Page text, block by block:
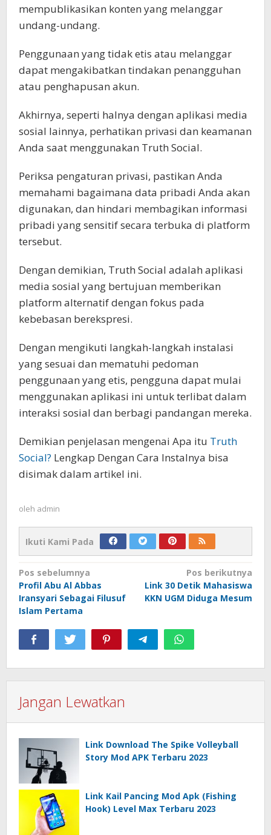
mempublikasikan konten yang melanggar
undang-undang.
Penggunaan yang tidak etis atau melanggar
dapat mengakibatkan tindakan penangguhan
atau penghapusan akun.
Akhirnya, seperti halnya dengan aplikasi media
sosial lainnya, perhatikan privasi dan keamanan
Anda saat menggunakan Truth Social.
Periksa pengaturan privasi, pastikan Anda
memahami bagaimana data pribadi Anda akan
digunakan, dan hindari membagikan informasi
pribadi yang sensitif secara terbuka di platform
tersebut.
Dengan demikian, Truth Social adalah aplikasi
media sosial yang bertujuan memberikan
platform alternatif dengan fokus pada
kebebasan berekspresi.
Dengan mengikuti langkah-langkah instalasi
yang sesuai dan mematuhi pedoman
penggunaan yang etis, pengguna dapat mulai
menggunakan aplikasi ini untuk terlibat dalam
interaksi sosial dan berbagi pandangan mereka.
Demikian penjelasan mengenai Apa itu Truth
Social? Lengkap Dengan Cara Instalnya bisa
disimak dalam artikel ini.
oleh admin
Ikuti Kami Pada
Navigasi
pos
Pos sebelumnya
Profil Abu Al Abbas
Iransyari Sebagai Filusuf
Islam Pertama
Pos berikutnya
Link 30 Detik Mahasiswa
KKN UGM Diduga Mesum
Jangan Lewatkan
Link Download The Spike Volleyball
Story Mod APK Terbaru 2023
Link Kail Pancing Mod Apk (Fishing
Hook) Level Max Terbaru 2023